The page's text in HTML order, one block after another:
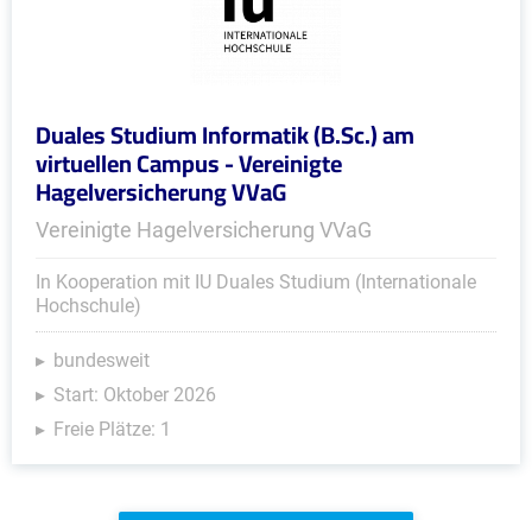
Duales Studium Informatik (B.Sc.) am
virtuellen Campus - Vereinigte
Hagelversicherung VVaG
Vereinigte Hagelversicherung VVaG
In Kooperation mit IU Duales Studium (Internationale
Hochschule)
bundesweit
Start: Oktober 2026
Freie Plätze: 1